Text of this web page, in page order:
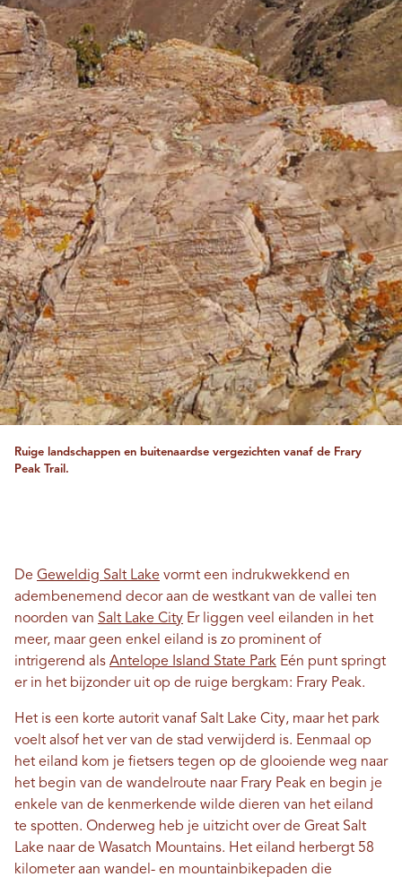
Ruige landschappen en buitenaardse vergezichten vanaf de Frary
Peak Trail.
De Geweldig Salt Lake vormt een indrukwekkend en
adembenemend decor aan de westkant van de vallei ten
noorden van Salt Lake City Er liggen veel eilanden in het
meer, maar geen enkel eiland is zo prominent of
intrigerend als Antelope Island State Park Eén punt springt
er in het bijzonder uit op de ruige bergkam: Frary Peak.
Het is een korte autorit vanaf Salt Lake City, maar het park
voelt alsof het ver van de stad verwijderd is. Eenmaal op
het eiland kom je fietsers tegen op de glooiende weg naar
het begin van de wandelroute naar Frary Peak en begin je
enkele van de kenmerkende wilde dieren van het eiland
te spotten. Onderweg heb je uitzicht over de Great Salt
Lake naar de Wasatch Mountains. Het eiland herbergt 58
kilometer aan wandel- en mountainbikepaden die